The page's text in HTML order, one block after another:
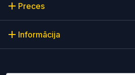
Preces
Informācija